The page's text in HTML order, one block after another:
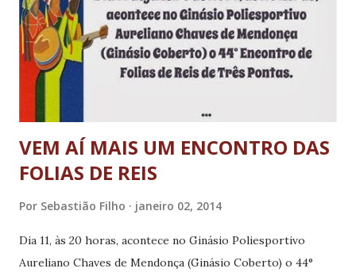
Ações em Saúde, Queila Cristina Souza, a chegada do
médico é muito importante e vai de encontro ao objetivo
da atual gestão, que é fortalecer a atenção primária.
“Temos dificuldade de contratação para cumprir a carga
VEM AÍ MAIS UM ENCONTRO DAS
FOLIAS DE REIS
Por Sebastião Filho janeiro 02, 2014
Dia 11, às 20 horas, acontece no Ginásio Poliesportivo
Aureliano Chaves de Mendonça (Ginásio Coberto) o 44°